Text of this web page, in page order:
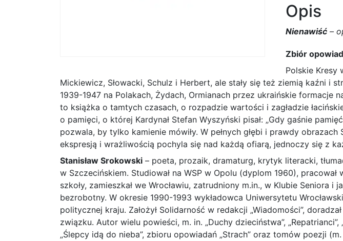
Opis
Nienawiść –
Zbiór
Polskie Kresy
Mickiewicz, Słowacki, Schulz i Herbert, ale stały się też ziemią kaźni
1939-1947 na Polakach, Żydach, Ormianach przez ukraińskie formacje
to książka o tamtych czasach, o rozpadzie wartości i zagładzie
o pamięci, o której Kardynał Stefan Wyszyński pisał: „Gdy gaśnie
pozwala, by tylko kamienie mówiły. W pełnych głębi i prawdy
ekspresją i wrażliwością pochyla się nad każdą ofiarą, jednoczy się z
Stanisław Srokowski – poeta, prozaik, dramaturg, krytyk literacki,
w Szczecińskiem. Studiował na WSP w Opolu (dyplom 1960),
szkoły, zamieszkał we Wrocławiu, zatrudniony m.in., w Klubie
bezrobotny. W okresie 1990-1993 wykładowca Uniwersytetu
politycznej kraju. Założył Solidarność w redakcji „Wiadomości”,
związku. Autor wielu powieści, m. in. „Duchy dzieciństwa”, „Repatrianci”,
„Ślepcy idą do nieba”, zbioru opowiadań „Strach” oraz tomów poezji (m.